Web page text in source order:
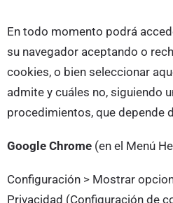
En todo momento podrá
su navegador aceptando o
cookies, o bien seleccionar
admite y cuáles no, siguiendo
procedimientos, que depende
Google Chrome (en el Menú
Configuración > Mostrar
Privacidad (Configuración de